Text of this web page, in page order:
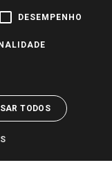
DESEMPENHO
TODOS